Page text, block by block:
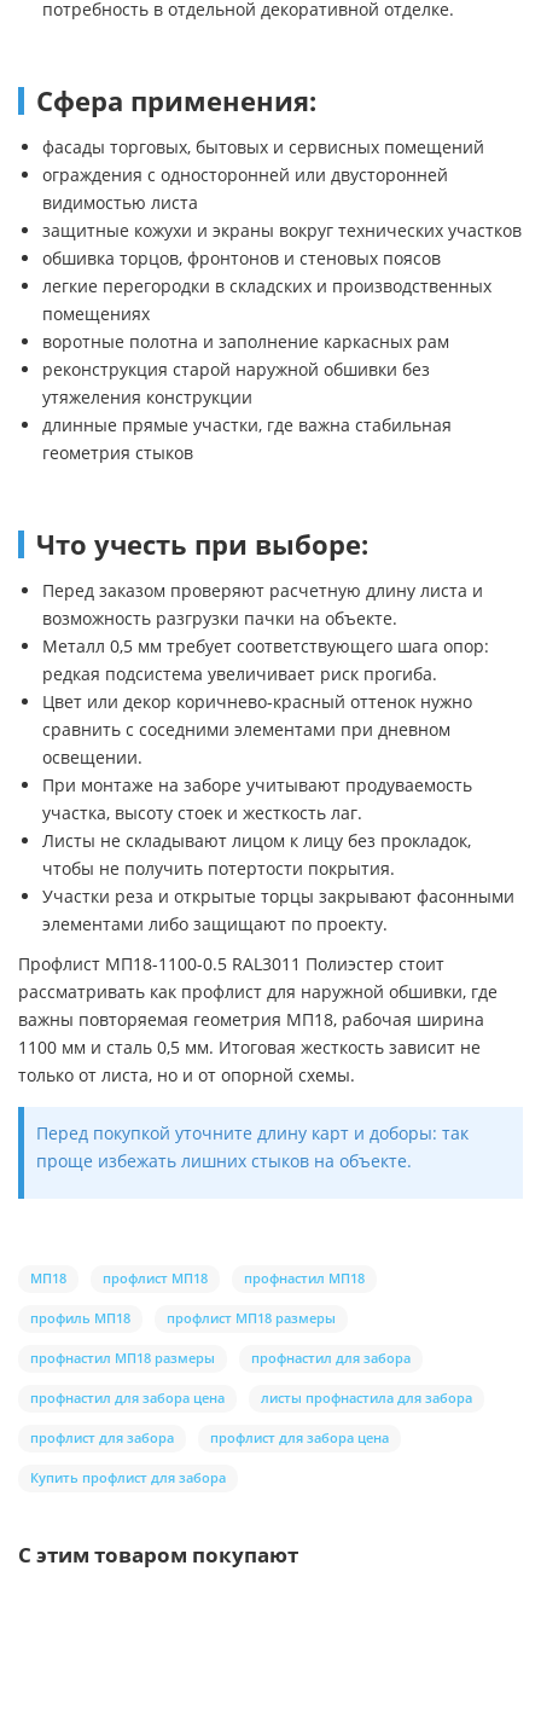
потребность в отдельной декоративной отделке.
Сфера применения:
фасады торговых, бытовых и сервисных помещений
ограждения с односторонней или двусторонней
видимостью листа
защитные кожухи и экраны вокруг технических участков
обшивка торцов, фронтонов и стеновых поясов
легкие перегородки в складских и производственных
помещениях
воротные полотна и заполнение каркасных рам
реконструкция старой наружной обшивки без
утяжеления конструкции
длинные прямые участки, где важна стабильная
геометрия стыков
Что учесть при выборе:
Перед заказом проверяют расчетную длину листа и
возможность разгрузки пачки на объекте.
Металл 0,5 мм требует соответствующего шага опор:
редкая подсистема увеличивает риск прогиба.
Цвет или декор коричнево-красный оттенок нужно
сравнить с соседними элементами при дневном
освещении.
При монтаже на заборе учитывают продуваемость
участка, высоту стоек и жесткость лаг.
Листы не складывают лицом к лицу без прокладок,
чтобы не получить потертости покрытия.
Участки реза и открытые торцы закрывают фасонными
элементами либо защищают по проекту.
Профлист МП18-1100-0.5 RAL3011 Полиэстер стоит
рассматривать как профлист для наружной обшивки, где
важны повторяемая геометрия МП18, рабочая ширина
1100 мм и сталь 0,5 мм. Итоговая жесткость зависит не
только от листа, но и от опорной схемы.
Перед покупкой уточните длину карт и доборы: так
проще избежать лишних стыков на объекте.
МП18 профлист МП18 профнастил МП18
профиль МП18 профлист МП18 размеры
профнастил МП18 размеры профнастил для забора
профнастил для забора цена листы профнастила для забора
профлист для забора профлист для забора цена
Купить профлист для забора
С этим товаром покупают